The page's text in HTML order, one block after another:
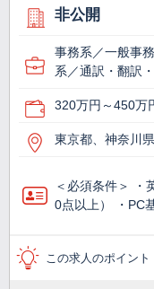
非公開
事務系／一般事
系／通訳・翻訳
320万円～450万
東京都、神奈川県
＜必須条件＞ ・
0点以上） ・PC
この求人のポイント